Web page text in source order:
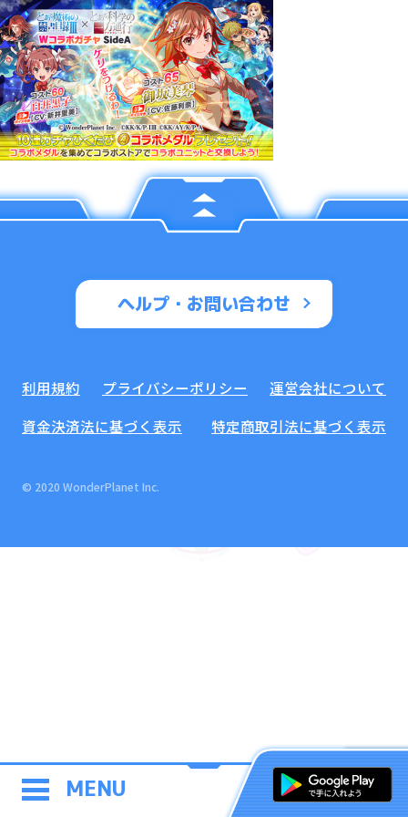
MENU
ヘルプ・お問い合わせ
利用規約 プライバシーポリシー
運営会社について
資金決済法に基づく表示
特定商取引法に基づく表示
© 2020 WonderPlanet Inc.